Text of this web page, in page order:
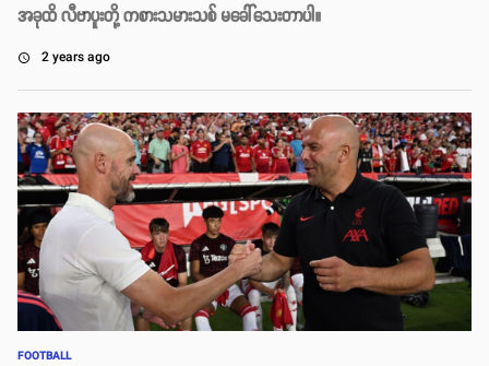
အခုထိ လီဗာပူးတို့ ကစားသမားသစ် မခေါ်သေးတာပါ။
access_time 2 years ago
FOOTBALL